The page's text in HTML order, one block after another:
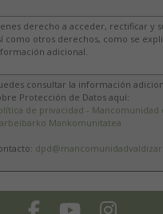
derecho a acceder, rectificar y
como otros derechos, como se
adicional.
consultar la información
Protección de Datos aquí:
de privacidad - Mancomunidad
Mankomunitatea
FacebookYoutubeInstagram